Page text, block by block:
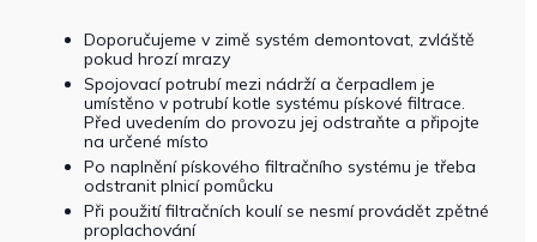
Doporučujeme v zimě systém demontovat, zvláště
pokud hrozí mrazy
Spojovací potrubí mezi nádrží a čerpadlem je
umístěno v potrubí kotle systému pískové filtrace.
Před uvedením do provozu jej odstraňte a připojte
na určené místo
Po naplnění pískového filtračního systému je třeba
odstranit plnicí pomůcku
Při použití filtračních koulí se nesmí provádět zpětné
proplachování